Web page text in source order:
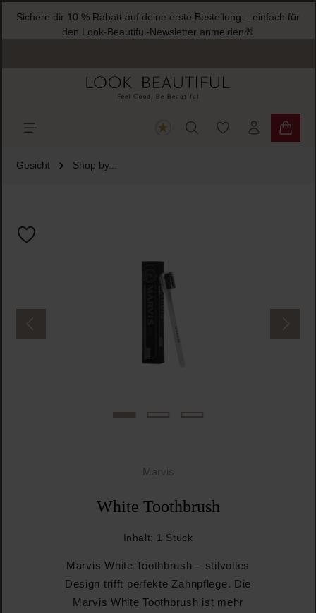
springen
Sichere dir 10 % Rabatt auf deine erste Bestellung – einfach für
den Look-Beautiful-Newsletter anmelden🎁
Du hast 0
Gesicht Shop by...
Marvis
White Toothbrush
Inhalt: 1 Stück
Marvis White Toothbrush – stilvolles
Design trifft perfekte Zahnpflege. Die
Marvis White Toothbrush ist mehr